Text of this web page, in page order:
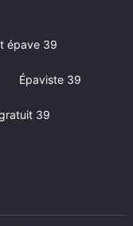
épave 39
Épaviste 39
39